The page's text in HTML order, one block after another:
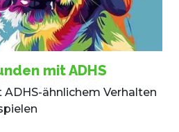
mit ADHS
ähnlichem Verhalten